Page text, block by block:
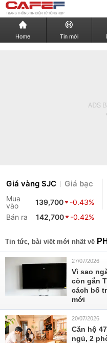
Home Tin mới
Giá vàng SJC Giá bạc
Mua
vào
139,700
-0.43%
Bán ra
142,700 -0.42%
Tin tức, bài viết mới nhất về
27/07/2026
Vì sao
còn gắn
cách bố
mới
20/07/2026
Căn hộ
ngủ, 2